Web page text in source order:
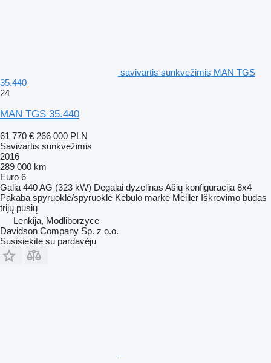
savivartis sunkvežimis MAN TGS
35.440
24
MAN TGS 35.440
61 770 € 266 000 PLN
Savivartis sunkvežimis
2016
289 000 km
Euro 6
Galia 440 AG (323 kW) Degalai dyzelinas Ašių konfigūracija 8x4
Pakaba spyruoklė/spyruoklė Kėbulo markė Meiller Iškrovimo būdas
trijų pusių
Lenkija, Modliborzyce
Davidson Company Sp. z o.o.
Susisiekite su pardavėju